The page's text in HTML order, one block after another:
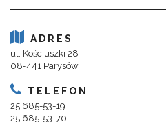
ADRES
ul. Kościuszki 28
08-441 Parysów
TELEFON
25 685-53-19
25 685-53-70